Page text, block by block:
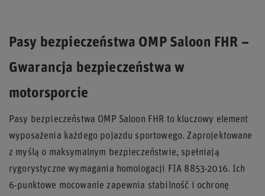
Pasy bezpieczeństwa OMP Saloon FHR –
Gwarancja bezpieczeństwa w
motorsporcie
Pasy bezpieczeństwa OMP Saloon FHR to kluczowy element
wyposażenia każdego pojazdu sportowego. Zaprojektowane
z myślą o maksymalnym bezpieczeństwie, spełniają
rygorystyczne wymagania homologacji FIA 8853-2016. Ich
6-punktowe mocowanie zapewnia stabilność i ochronę